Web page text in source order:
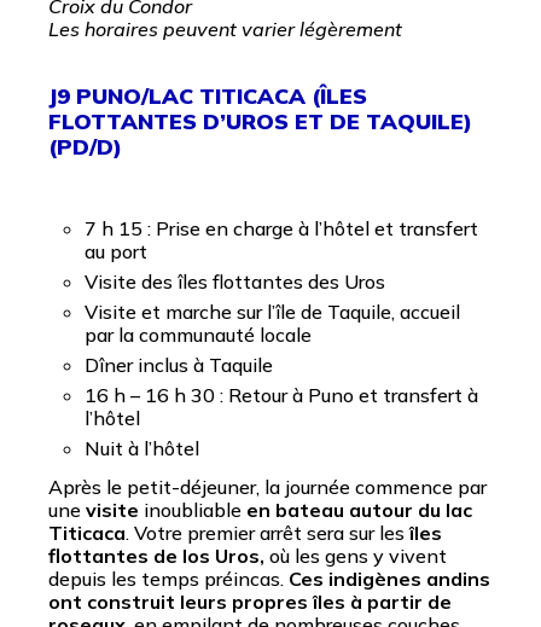
Croix du Condor
Les horaires peuvent varier légèrement
J9 PUNO/LAC TITICACA (ÎLES
FLOTTANTES D’UROS ET DE TAQUILE)
(PD/D)
7 h 15 : Prise en charge à l’hôtel et transfert
au port
Visite des îles flottantes des Uros
Visite et marche sur l’île de Taquile, accueil
par la communauté locale
Dîner inclus à Taquile
16 h – 16 h 30 : Retour à Puno et transfert à
l’hôtel
Nuit à l’hôtel
Après le petit-déjeuner, la journée commence par
une visite inoubliable en bateau autour du lac
Titicaca. Votre premier arrêt sera sur lesîles
flottantes de los Uros, où les gens y vivent
depuis les temps préincas. Ces indigènes andins
ont construit leurs propres îles à partir de